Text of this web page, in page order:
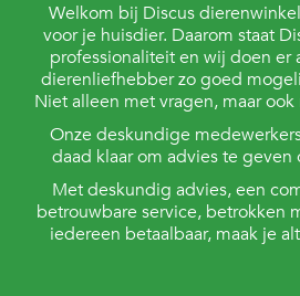
Welkom bij Discus
voor je huisdier. Daarom staat
professionaliteit en wij doen er
dierenliefhebber zo goed
Niet alleen met vragen, maar
Onze deskundige
daad klaar om advies te geven
Met deskundig advies, een
betrouwbare service, betrokken
iedereen betaalbaar, maak je